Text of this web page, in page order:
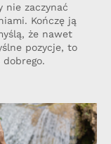
nie zaczynać
Kończę ją
że nawet
pozycje, to